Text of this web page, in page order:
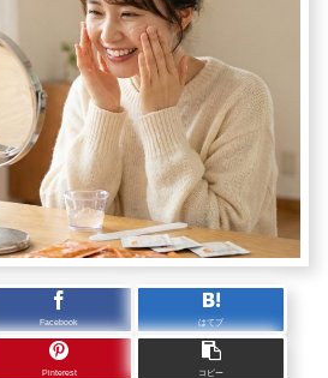
Facebook はてブ
Pinterest コピー